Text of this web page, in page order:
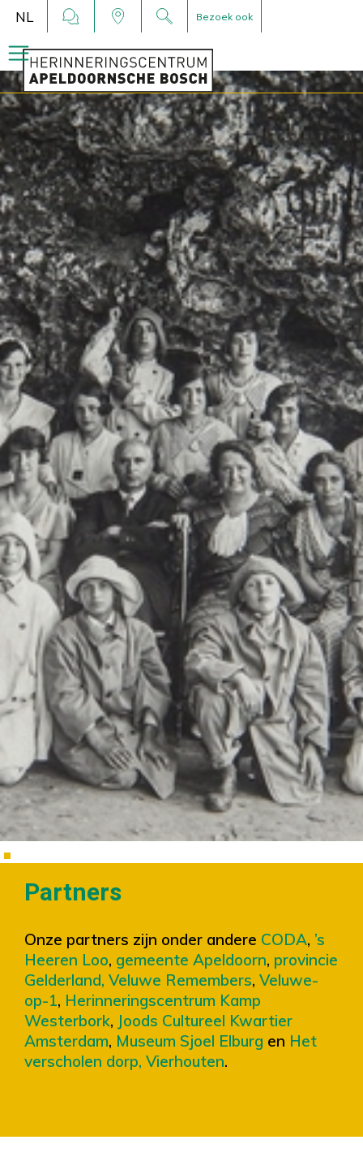
NL Bezoek ook
Partners
Onze partners zijn onder andere CODA, ’s
Heeren Loo, gemeente Apeldoorn, provincie
Gelderland, Veluwe Remembers, Veluwe-
op-1, Herinneringscentrum Kamp
Westerbork, Joods Cultureel Kwartier
Amsterdam, Museum Sjoel Elburg en Het
verscholen dorp, Vierhouten.